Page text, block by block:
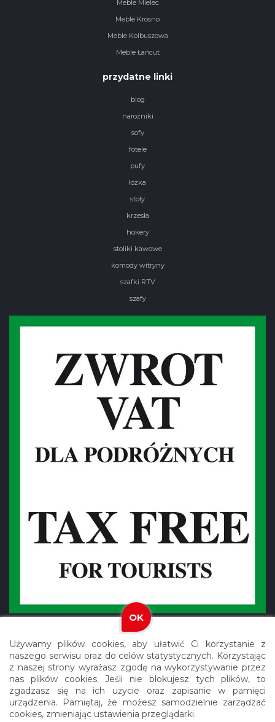
Meble Mielec
Meble Krosno
Meble Kolbuszowa
Meble Łańcut
przydatne linki
blog
narożniki
sofy
fotele
pufy
łóżka
stoły
krzesła
hokery
stoliki kawowe
komody witryny
szafki RTV
szafy
Copyright © 2021 Meblex. Wszystkie prawa zastrzeżone.
Realizacja: Agencja Reklamowa ROXART
Używamy plików cookies, aby ułatwić Ci korzystanie z
naszego serwisu oraz do celów statystycznych. Korzystając
z naszej strony wyrażasz zgodę na wykorzystywanie przez
nas plików cookies. Jeśli nie blokujesz tych plików, to
zgadzasz się na ich użycie oraz zapisanie w pamięci
urządzenia. Pamiętaj, że możesz samodzielnie zarządzać
cookies, zmieniając ustawienia przeglądarki.
OK